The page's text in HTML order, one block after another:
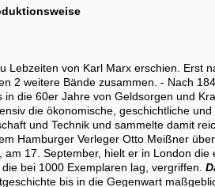
Lebzeiten von Karl Marx erschien. Erst
2 weitere Bände zusammen. - Nach
die 60er Jahre von Geldsorgen und
die ökonomische, geschichtliche
und Technik und sammelte damit
Hamburger Verleger Otto Meißner
17. September, hielt er in London die
bei 1000 Exemplaren lag, vergriffen.
bis in die Gegenwart